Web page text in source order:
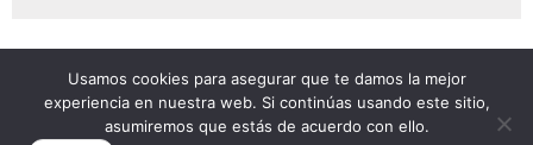
Copyright © 2026
Atomica | Crew & Equipment Rental House.
Usamos cookies para asegurar que te damos la mejor
experiencia en nuestra web. Si continúas usando este sitio,
asumiremos que estás de acuerdo con ello.